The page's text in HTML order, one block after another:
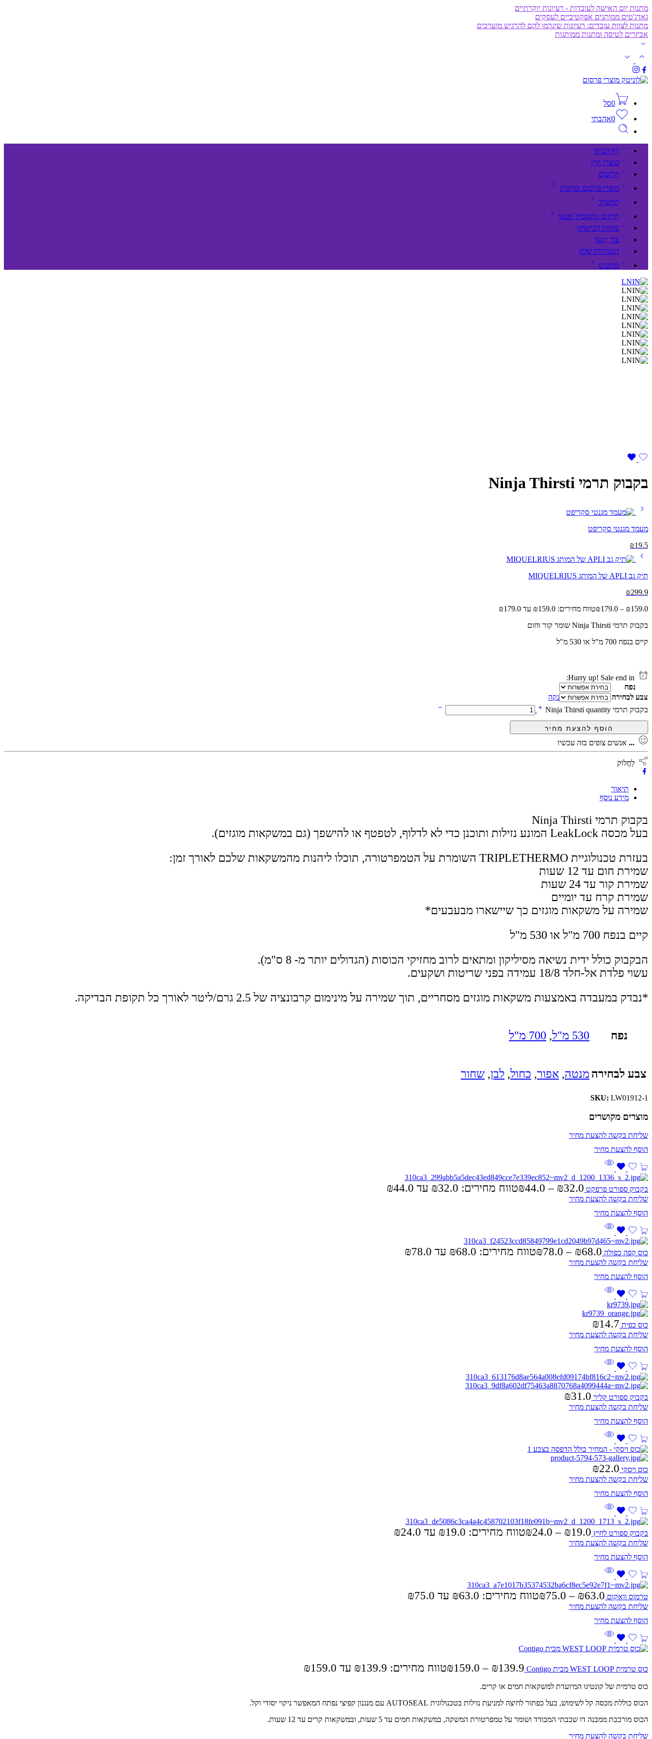
מתנות יום האישה לעובדות - רעיונות יוקרתיים
גאדג'טים ממותגים אפקטיביים לעסקים
מתנות לצוות עובדים: רעיונות שיגרמו להם להרגיש מוערכים
אביזרים לטיסה ומתנות ממותגות
0סל
0אהבתי
דף הבית
מוצרי קיץ
חדשים
מוצרי פרסום ומתנות
למשרד
תיקים,טקסטיל ופנאי
כוחות הביטחון
צור קשר
העבודות שלנו
מותגים
בקבוק תרמי Ninja Thirsti
מעמד מגנטי סקריפט
₪19.5
תיק גב APLI של המותג MIQUELRIUS
₪299.9
₪159.0
–
₪179.0
טווח מחירים: ⁦₪159.0⁩ עד ⁦₪179.0⁩
בקבוק תרמי Ninja Thirsti שומר קור וחום
קיים בנפח 700 מ"ל או 530 מ"ל
נפח
צבע לבחירה
נקה
בקבוק תרמי Ninja Thirsti quantity
... אנשים צופים בזה עכשיו
לַחֲלוֹק
תיאור
מידע נוסף
בקבוק תרמי Ninja Thirsti
בעל מכסה LeakLock המונע נזילות ותוכנן כדי לא לדלוף, לטפטף או להישפך (גם במשקאות מוגזים).
בעזרת טכנולוגיית TRIPLETHERMO השומרת על הטמפרטורה, תוכלו ליהנות מהמשקאות שלכם לאורך זמן:
שמירת חום עד 12 שעות
שמירת קור עד 24 שעות
שמירת קרח עד יומיים
שמירה על משקאות מוגזים כך שיישארו מבעבעים*
קיים בנפח 700 מ"ל או 530 מ"ל
הבקבוק כולל ידית נשיאה מסיליקון ומתאים לרוב מחזיקי הכוסות (הגדולים יותר מ- 8 ס"מ).
עשוי פלדת אל-חלד 18/8 עמידה בפני שריטות ושקעים.
*נבדק במעבדה באמצעות משקאות מוגזים מסחריים, תוך שמירה על מינימום קרבונציה של 2.5 גרם/ליטר לאורך כל תקופת הבדיקה.
נפח 530 מ"ל , 700 מ"ל
צבע לבחירה מנטה, אפור, כחול, לבן, שחור
SKU: LW01912-1
מוצרים מקושרים
שליחת בקשה להצעת מחיר
בקבוק ספורט פרפקט ₪32.0
–
₪44.0 טווח מחירים: ⁦₪32.0⁩ עד ⁦₪44.0⁩
שליחת בקשה להצעת מחיר
כוס קפה כפולה ₪68.0
–
₪78.0 טווח מחירים: ⁦₪68.0⁩ עד ⁦₪78.0⁩
שליחת בקשה להצעת מחיר
כוס כפית ₪14.7
שליחת בקשה להצעת מחיר
בקבוק ספורט קליר ₪31.0
שליחת בקשה להצעת מחיר
כוס ויסקי ₪22.0
שליחת בקשה להצעת מחיר
בקבוק ספורט לחיץ ₪19.0
–
₪24.0 טווח מחירים: ⁦₪19.0⁩ עד ⁦₪24.0⁩
שליחת בקשה להצעת מחיר
טרמוס וואקום ₪63.0
–
₪75.0 טווח מחירים: ⁦₪63.0⁩ עד ⁦₪75.0⁩
שליחת בקשה להצעת מחיר
כוס טרמית WEST LOOP מבית Contigo ₪139.9
–
₪159.0 טווח מחירים: ⁦₪139.9⁩ עד ⁦₪159.0⁩
כוס טרמית של קונטיגו המיועדת למשקאות חמים או קרים.
הכוס כוללת מכסה קל לשימוש, בעל כפתור לחיצה למניעת נזילות בטכנולוגית AUTOSEAL עם מנגנון קפיצי נפתח המאפשר ניקוי יסודי וקל.
הכוס מורכבת ממבנה דו שכבתי המבודד ושומר על טמפרטורת המשקה, במשקאות חמים עד 5 שעות, ובמשקאות קרים עד 12 שעות.
שליחת בקשה להצעת מחיר